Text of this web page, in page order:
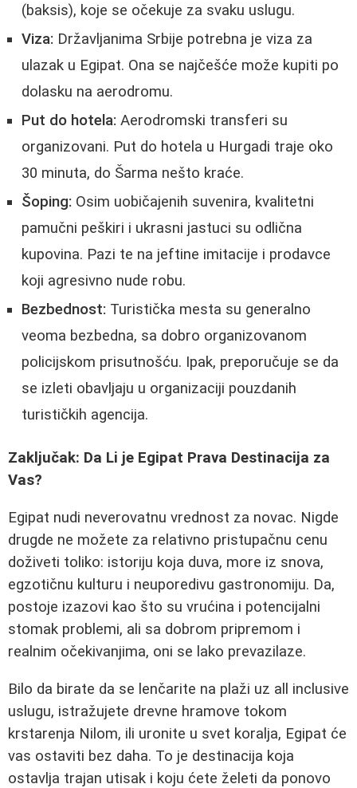
(baksis), koje se očekuje za svaku uslugu.
Viza: Državljanima Srbije potrebna je viza za
ulazak u Egipat. Ona se najčešće može kupiti po
dolasku na aerodromu.
Put do hotela: Aerodromski transferi su
organizovani. Put do hotela u Hurgadi traje oko
30 minuta, do Šarma nešto kraće.
Šoping: Osim uobičajenih suvenira, kvalitetni
pamučni peškiri i ukrasni jastuci su odlična
kupovina. Pazi te na jeftine imitacije i prodavce
koji agresivno nude robu.
Bezbednost: Turistička mesta su generalno
veoma bezbedna, sa dobro organizovanom
policijskom prisutnošću. Ipak, preporučuje se da
se izleti obavljaju u organizaciji pouzdanih
turističkih agencija.
Zaključak: Da Li je Egipat Prava Destinacija za
Vas?
Egipat nudi neverovatnu vrednost za novac. Nigde
drugde ne možete za relativno pristupačnu cenu
doživeti toliko: istoriju koja duva, more iz snova,
egzotičnu kulturu i neuporedivu gastronomiju. Da,
postoje izazovi kao što su vrućina i potencijalni
stomak problemi, ali sa dobrom pripremom i
realnim očekivanjima, oni se lako prevazilaze.
Bilo da birate da se lenčarite na plaži uz all inclusive
uslugu, istražujete drevne hramove tokom
krstarenja Nilom, ili uronite u svet koralja, Egipat će
vas ostaviti bez daha. To je destinacija koja
ostavlja trajan utisak i koju ćete želeti da ponovo